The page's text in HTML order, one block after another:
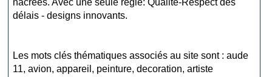
nacrées. Avec une seule règle: Qualité-Respect des
délais - designs innovants.
Les mots clés thématiques associés au site sont :aude
11,avion,appareil , peinture,decoration,artiste